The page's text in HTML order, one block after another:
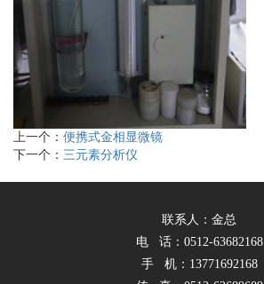
上一个： 便携式金相显微镜
下一个： 三元素分析仪
联系人：金总
电 话：0512-63682168
手 机：13771692168